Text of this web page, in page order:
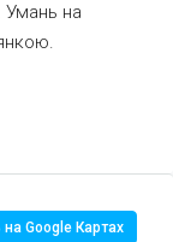
Умань на
Google Картах